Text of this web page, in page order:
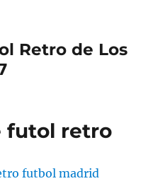
Retro de Los
futol retro